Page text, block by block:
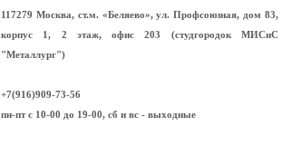
117279 Москва, ст.м. «Беляево», ул. Профсоюзная, дом 83,
корпус 1, 2 этаж, офис 203 (cтудгородок МИСиС
"Металлург")
+7(916)909-73-56
пн-пт с 10-00 до 19-00, сб и вс - выходные